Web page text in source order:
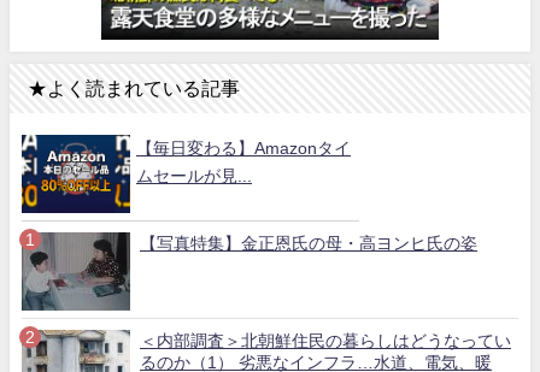
★よく読まれている記事
【毎日変わる】Amazonタイ
ムセールが見...
【写真特集】金正恩氏の母・高ヨンヒ氏の姿
＜内部調査＞北朝鮮住民の暮らしはどうなってい
るのか（1） 劣悪なインフラ…水道、電気、暖